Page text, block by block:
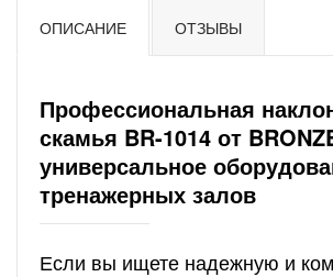
ОПИСАНИЕ ОТЗЫВЫ
Профессиональная
скамья BR-1014 от
универсальное
тренажерных залов
Если вы ищете надежную и